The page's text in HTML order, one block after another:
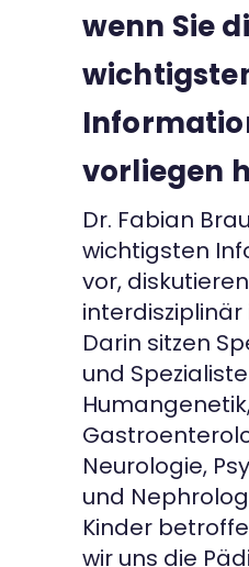
wenn Sie
vorliegen
Dr. Fabian
wichtigsten
vor,
Darin sitzen
und
Neurologie,
und
Kinder
wir uns die